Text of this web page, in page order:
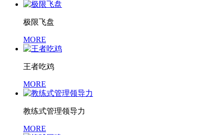
极限飞盘
MORE
王者吃鸡
MORE
教练式管理领导力
MORE